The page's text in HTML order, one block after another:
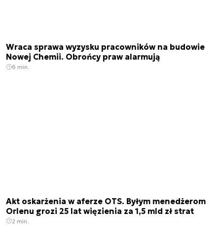
Wraca sprawa wyzysku pracowników na budowie
Nowej Chemii. Obrońcy praw alarmują
6 min.
Akt oskarżenia w aferze OTS. Byłym menedżerom
Orlenu grozi 25 lat więzienia za 1,5 mld zł strat
2 min.